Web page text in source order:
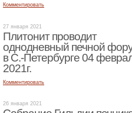
Комментировать
27 января 2021
Плитонит проводит
однодневный печной
в С.-Петербурге 04
2021г.
Комментировать
26 января 2021